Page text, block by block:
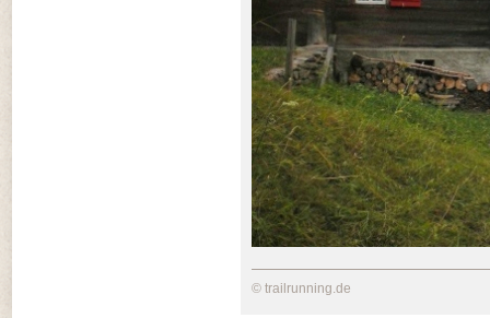
© trailrunning.de